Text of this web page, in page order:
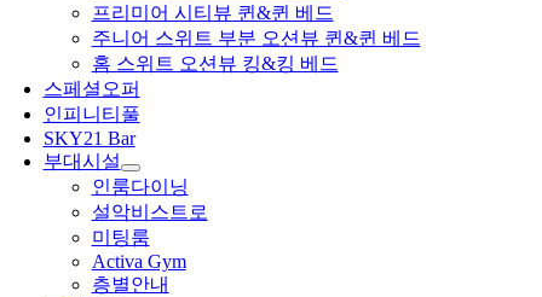
프리미어 시티뷰 퀸&퀸 베드
주니어 스위트 부분 오션뷰 퀸&퀸 베드
홈 스위트 오션뷰 킹&킹 베드
스페셜오퍼
인피니티풀
SKY21 Bar
부대시설
인룸다이닝
설악비스트로
미팅룸
Activa Gym
층별안내